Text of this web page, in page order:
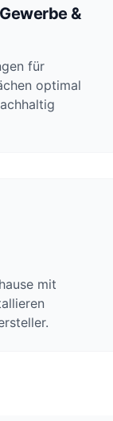
&
für
optimal
mit